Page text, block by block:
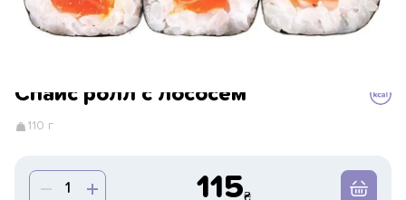
Спайс ролл с лососем
110 г
115